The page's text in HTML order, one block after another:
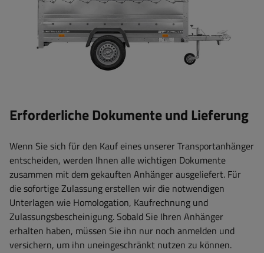
Erforderliche Dokumente und Lieferung
Wenn Sie sich für den Kauf eines unserer Transportanhänger
entscheiden, werden Ihnen alle wichtigen Dokumente
zusammen mit dem gekauften Anhänger ausgeliefert. Für
die sofortige Zulassung erstellen wir die notwendigen
Unterlagen wie Homologation, Kaufrechnung und
Zulassungsbescheinigung. Sobald Sie Ihren Anhänger
erhalten haben, müssen Sie ihn nur noch anmelden und
versichern, um ihn uneingeschränkt nutzen zu können.